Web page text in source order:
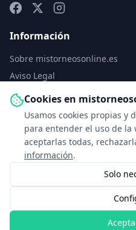
Cookies en
Usamos cookies propias y
para entender el uso de la
aceptarlas todas,
información.
Solo
Información
Sobre mistorneosonline.es
Aviso Legal
Política de Privacidad
Política de Cookies
Configurar cookies
Contacto
info@mistorneosonline.es
© 2026 Copyright: